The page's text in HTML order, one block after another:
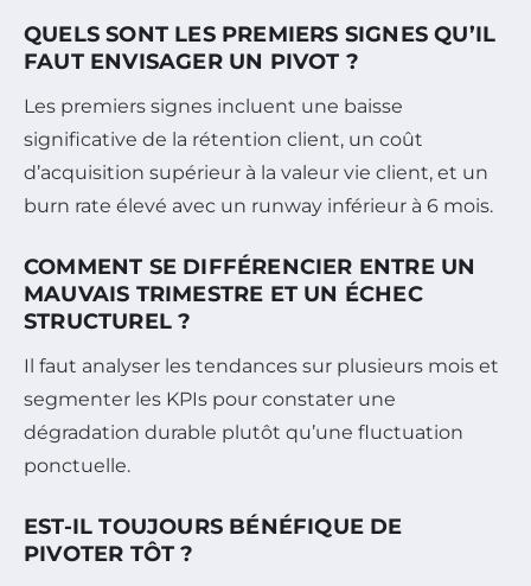
QUELS SONT LES PREMIERS SIGNES QU’IL
FAUT ENVISAGER UN PIVOT ?
Les premiers signes incluent une baisse
significative de la rétention client, un coût
d’acquisition supérieur à la valeur vie client, et un
burn rate élevé avec un runway inférieur à 6 mois.
COMMENT SE DIFFÉRENCIER ENTRE UN
MAUVAIS TRIMESTRE ET UN ÉCHEC
STRUCTUREL ?
Il faut analyser les tendances sur plusieurs mois et
segmenter les KPIs pour constater une
dégradation durable plutôt qu’une fluctuation
ponctuelle.
EST-IL TOUJOURS BÉNÉFIQUE DE
PIVOTER TÔT ?